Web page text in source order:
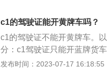
条机动车驾驶人准予驾驶的
车、中型客车、大型货车、
车、残疾人专用小型自动挡
摩托车、轮式自行机械车、
c1的驾驶证能开黄牌车吗？
c1的驾驶证不能开黄牌车。
分：c1驾驶证只能开蓝牌货
机动车的违章和无证驾驶，
发布时间：2023-07-17 16:18:55